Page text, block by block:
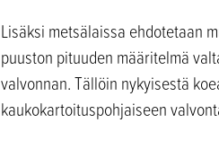
Lisäksi metsälaissa ehdotetaan
puuston pituuden määritelmä
valvonnan. Tällöin nykyisestä
kaukokartoituspohjaiseen